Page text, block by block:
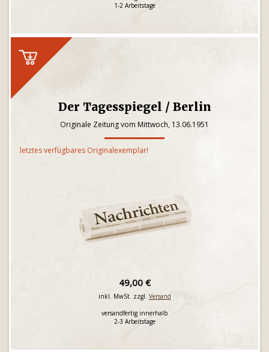
1-2 Arbeitstage
Der Tagesspiegel / Berlin
Originale Zeitung vom Mittwoch, 13.06.1951
letztes verfügbares Originalexemplar!
49,00 €
inkl. MwSt. zzgl. Versand
versandfertig innerhalb
2-3 Arbeitstage